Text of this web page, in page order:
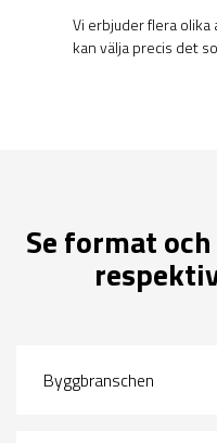
Vi erbjuder flera
kan välja precis det
Se format
Byggbranschen